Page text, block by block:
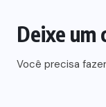
Deixe um
Você precisa